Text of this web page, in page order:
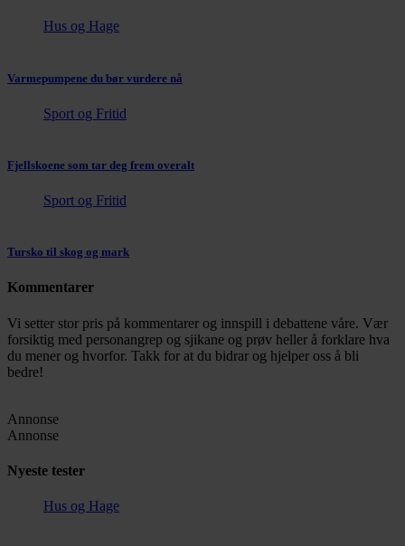
Hus og Hage
Varmepumpene du bør vurdere nå
Sport og Fritid
Fjellskoene som tar deg frem overalt
Sport og Fritid
Tursko til skog og mark
Kommentarer
Vi setter stor pris på kommentarer og innspill i debattene våre. Vær
forsiktig med personangrep og sjikane og prøv heller å forklare hva
du mener og hvorfor. Takk for at du bidrar og hjelper oss å bli
bedre!
Annonse
Annonse
Nyeste tester
Hus og Hage